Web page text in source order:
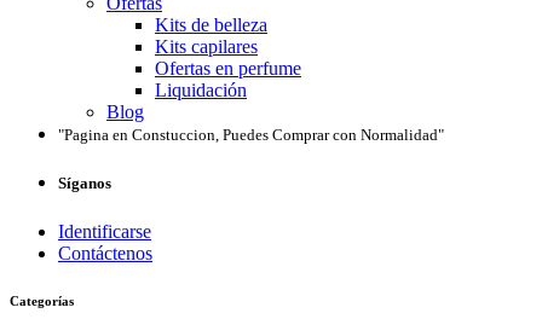
Kits de belleza
Kits capilares
Ofertas en perfume
Liquidación
Blog
"Pagina en Constuccion, Puedes Comprar con Normalidad"
Síganos
Identificarse
Contáctenos
Categorías